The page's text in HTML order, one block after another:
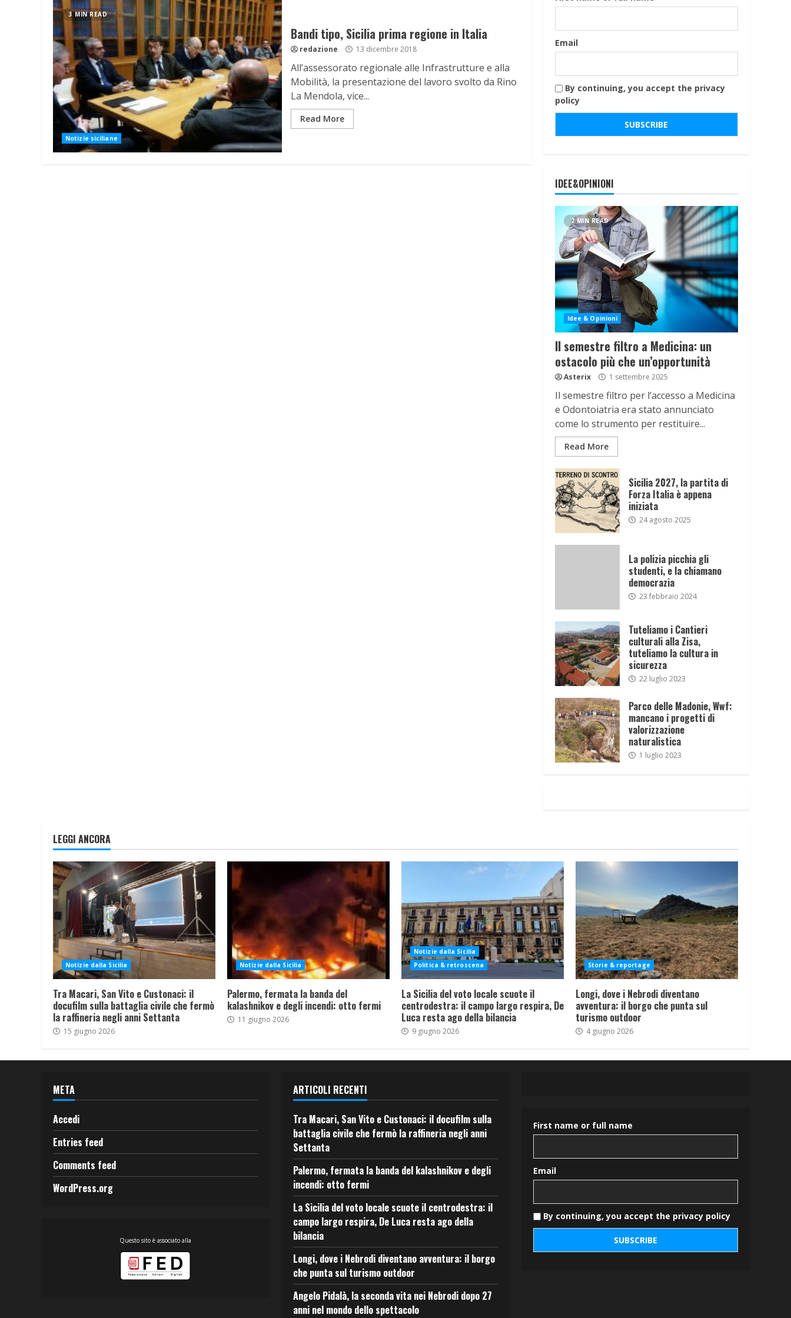
3 MIN READ
Notizie siciliane
Bandi tipo, Sicilia prima regione in Italia
redazione 13 dicembre 2018
All’assessorato regionale alle Infrastrutture e alla
Mobilità, la presentazione del lavoro svolto da Rino
La Mendola, vice...
Read More
Email
By continuing, you accept the privacy
policy
IDEE&OPINIONI
2 MIN READ
Idee & Opinioni
Il semestre filtro a Medicina: un
ostacolo più che un’opportunità
Asterix 1 settembre 2025
Il semestre filtro per l’accesso a Medicina
e Odontoiatria era stato annunciato
come lo strumento per restituire...
Read More
Sicilia 2027, la partita di
Forza Italia è appena
iniziata
24 agosto 2025
La polizia picchia gli
studenti, e la chiamano
democrazia
23 febbraio 2024
Tuteliamo i Cantieri
culturali alla Zisa,
tuteliamo la cultura in
sicurezza
22 luglio 2023
Parco delle Madonie, Wwf:
mancano i progetti di
valorizzazione
naturalistica
1 luglio 2023
LEGGI ANCORA
Notizie dalla Sicilia
Tra Macari, San Vito e Custonaci: il
docufilm sulla battaglia civile che fermò
la raffineria negli anni Settanta
15 giugno 2026
Notizie dalla Sicilia
Palermo, fermata la banda del
kalashnikov e degli incendi: otto fermi
11 giugno 2026
Notizie dalla Sicilia
Politica & retroscena
La Sicilia del voto locale scuote il
centrodestra: il campo largo respira, De
Luca resta ago della bilancia
9 giugno 2026
Storie & reportage
Longi, dove i Nebrodi diventano
avventura: il borgo che punta sul
turismo outdoor
4 giugno 2026
META
Accedi
Entries feed
Comments feed
WordPress.org
Questo sito è associato alla
ARTICOLI RECENTI
Tra Macari, San Vito e Custonaci: il docufilm sulla
battaglia civile che fermò la raffineria negli anni
Settanta
Palermo, fermata la banda del kalashnikov e degli
incendi: otto fermi
La Sicilia del voto locale scuote il centrodestra: il
campo largo respira, De Luca resta ago della
bilancia
Longi, dove i Nebrodi diventano avventura: il borgo
che punta sul turismo outdoor
Angelo Pidalà, la seconda vita nei Nebrodi dopo 27
anni nel mondo dello spettacolo
First name or full name
Email
By continuing, you accept the privacy policy